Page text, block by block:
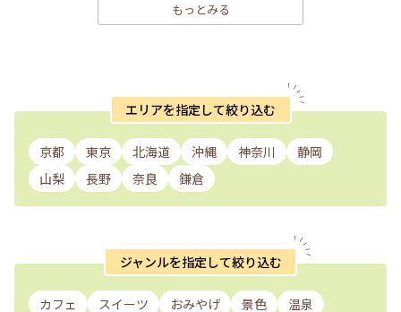
もっとみる
エリアを指定して絞り込む
京都 東京 北海道 沖縄 神奈川
静岡
山梨
長野 奈良 鎌倉
ジャンルを指定して絞り込む
カフェ スイーツ おみやげ 景色 温泉